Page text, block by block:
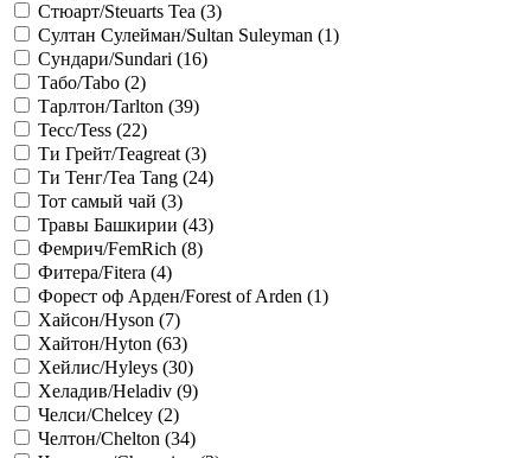
Стюарт/Steuarts Tea (3)
Султан Сулейман/Sultan Suleyman (1)
Сундари/Sundari (16)
Табо/Tabo (2)
Тарлтон/Tarlton (39)
Тесс/Tess (22)
Ти Грейт/Teagreat (3)
Ти Тенг/Tea Tang (24)
Тот самый чай (3)
Травы Башкирии (43)
Фемрич/FemRich (8)
Фитера/Fitera (4)
Форест оф Арден/Forest of Arden (1)
Хайсон/Hyson (7)
Хайтон/Hyton (63)
Хейлис/Hyleys (30)
Хеладив/Heladiv (9)
Челси/Chelcey (2)
Челтон/Chelton (34)